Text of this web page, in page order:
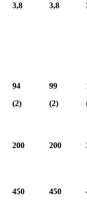
3,8 3,8
94
(2)
99
(2)
200 200
450 450